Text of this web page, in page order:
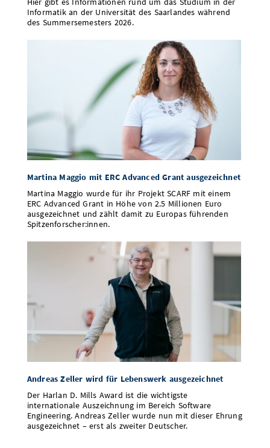
Informatik an der Universität des Saarlandes während
des Summersemesters 2026.
Martina Maggio mit ERC Advanced Grant ausgezeichnet
Martina Maggio wurde für ihr Projekt SCARF mit einem
ERC Advanced Grant in Höhe von 2.5 Millionen Euro
ausgezeichnet und zählt damit zu Europas führenden
Spitzenforscher:innen.
Andreas Zeller wird für Lebenswerk ausgezeichnet
Der Harlan D. Mills Award ist die wichtigste
internationale Auszeichnung im Bereich Software
Engineering. Andreas Zeller wurde nun mit dieser Ehrung
ausgezeichnet – erst als zweiter Deutscher.